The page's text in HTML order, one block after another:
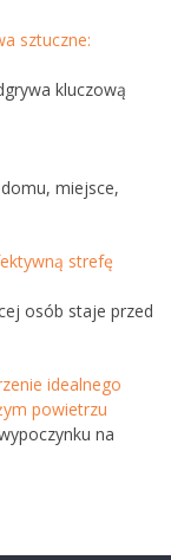
sztuczne:
kluczową
miejsce,
strefę
osób staje przed
idealnego
powietrzu
na